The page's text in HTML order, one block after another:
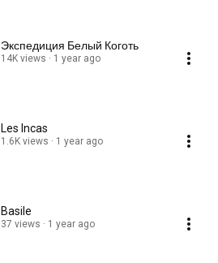
Экспедиция Белый Коготь
14K views 1 year ago
Les Incas
1.6K views 1 year ago
Basile
37 views 1 year ago